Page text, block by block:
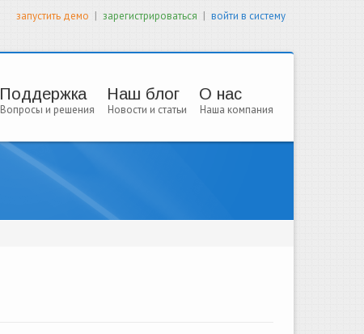
запустить демо | зарегистрироваться | войти в систему
Поддержка
Вопросы и решения
Наш блог
Новости и статьи
О нас
Наша компания